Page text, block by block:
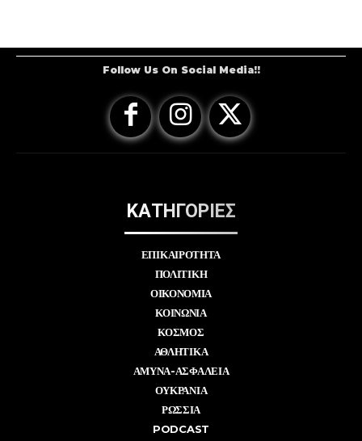
Follow Us On Social Media!!
ΚΑΤΗΓΟΡΙΕΣ
ΕΠΙΚΑΙΡΟΤΗΤΑ
ΠΟΛΙΤΙΚΗ
ΟΙΚΟΝΟΜΙΑ
ΚΟΙΝΩΝΙΑ
ΚΟΣΜΟΣ
ΑΘΛΗΤΙΚΑ
ΑΜΥΝΑ-ΑΣΦΑΛΕΙΑ
ΟΥΚΡΑΝΙΑ
ΡΩΣΣΙΑ
PODCAST